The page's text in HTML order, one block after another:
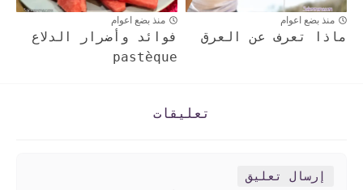
منذ بضع اعوام
ماذا تعرف عن العرق
منذ بضع اعوام
فوائد وأضرار الدلاع
pastèque
تعليقات
إرسال تعليق